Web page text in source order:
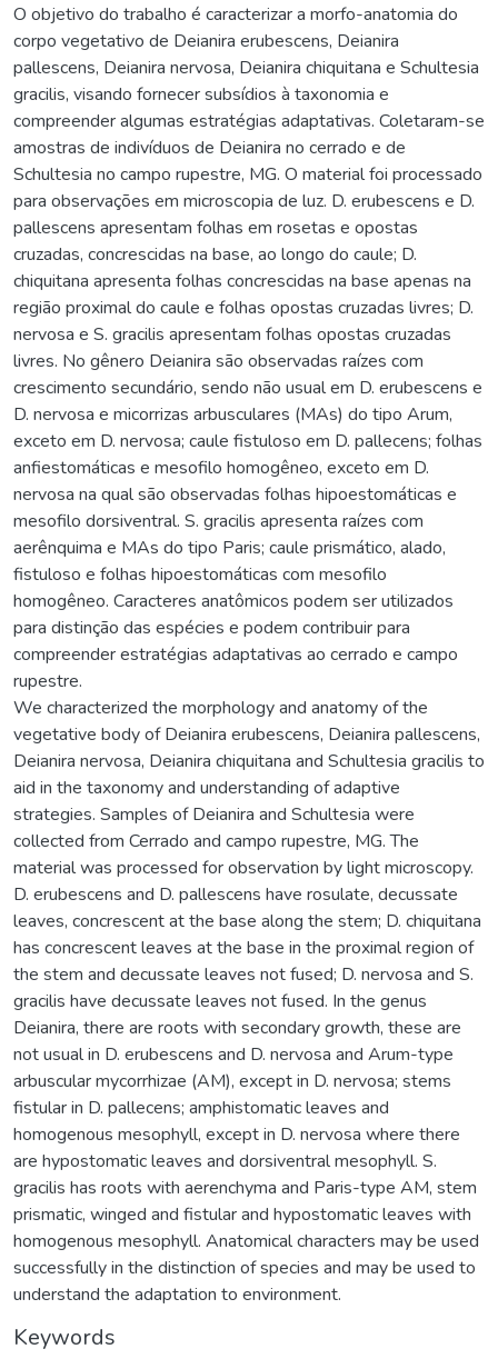
O objetivo do trabalho é caracterizar a morfo-anatomia do
corpo vegetativo de Deianira erubescens, Deianira
pallescens, Deianira nervosa, Deianira chiquitana e Schultesia
gracilis, visando fornecer subsídios à taxonomia e
compreender algumas estratégias adaptativas. Coletaram-se
amostras de indivíduos de Deianira no cerrado e de
Schultesia no campo rupestre, MG. O material foi processado
para observações em microscopia de luz. D. erubescens e D.
pallescens apresentam folhas em rosetas e opostas
cruzadas, concrescidas na base, ao longo do caule; D.
chiquitana apresenta folhas concrescidas na base apenas na
região proximal do caule e folhas opostas cruzadas livres; D.
nervosa e S. gracilis apresentam folhas opostas cruzadas
livres. No gênero Deianira são observadas raízes com
crescimento secundário, sendo não usual em D. erubescens e
D. nervosa e micorrizas arbusculares (MAs) do tipo Arum,
exceto em D. nervosa; caule fistuloso em D. pallecens; folhas
anfiestomáticas e mesofilo homogêneo, exceto em D.
nervosa na qual são observadas folhas hipoestomáticas e
mesofilo dorsiventral. S. gracilis apresenta raízes com
aerênquima e MAs do tipo Paris; caule prismático, alado,
fistuloso e folhas hipoestomáticas com mesofilo
homogêneo. Caracteres anatômicos podem ser utilizados
para distinção das espécies e podem contribuir para
compreender estratégias adaptativas ao cerrado e campo
rupestre.
We characterized the morphology and anatomy of the
vegetative body of Deianira erubescens, Deianira pallescens,
Deianira nervosa, Deianira chiquitana and Schultesia gracilis to
aid in the taxonomy and understanding of adaptive
strategies. Samples of Deianira and Schultesia were
collected from Cerrado and campo rupestre, MG. The
material was processed for observation by light microscopy.
D. erubescens and D. pallescens have rosulate, decussate
leaves, concrescent at the base along the stem; D. chiquitana
has concrescent leaves at the base in the proximal region of
the stem and decussate leaves not fused; D. nervosa and S.
gracilis have decussate leaves not fused. In the genus
Deianira, there are roots with secondary growth, these are
not usual in D. erubescens and D. nervosa and Arum-type
arbuscular mycorrhizae (AM), except in D. nervosa; stems
fistular in D. pallecens; amphistomatic leaves and
homogenous mesophyll, except in D. nervosa where there
are hypostomatic leaves and dorsiventral mesophyll. S.
gracilis has roots with aerenchyma and Paris-type AM, stem
prismatic, winged and fistular and hypostomatic leaves with
homogenous mesophyll. Anatomical characters may be used
successfully in the distinction of species and may be used to
understand the adaptation to environment.
Keywords